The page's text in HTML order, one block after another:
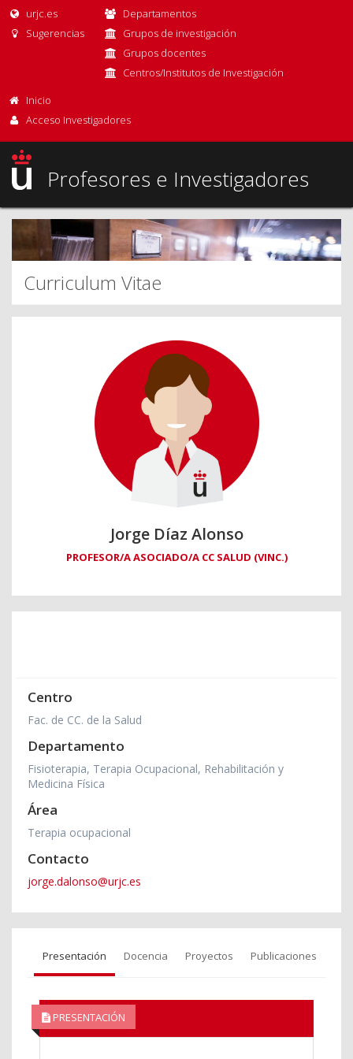
urjc.es
Sugerencias
Departamentos
Grupos de investigación
Grupos docentes
Centros/Institutos de Investigación
Inicio
Acceso Investigadores
Profesores e Investigadores
Curriculum Vitae
Jorge Díaz Alonso
PROFESOR/A ASOCIADO/A CC SALUD (VINC.)
Centro
Fac. de CC. de la Salud
Departamento
Fisioterapia, Terapia Ocupacional, Rehabilitación y
Medicina Física
Área
Terapia ocupacional
Contacto
jorge.dalonso@urjc.es
Presentación Docencia Proyectos Publicaciones
PRESENTACIÓN